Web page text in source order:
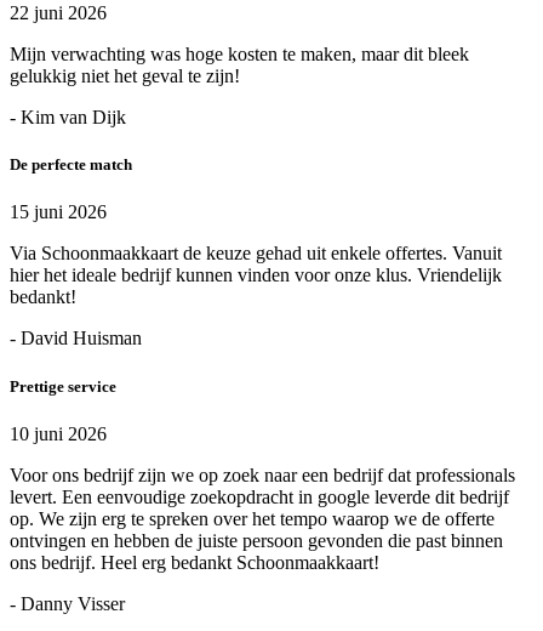
22 juni 2026
Mijn verwachting was hoge kosten te maken, maar dit bleek
gelukkig niet het geval te zijn!
- Kim van Dijk
De perfecte match
15 juni 2026
Via Schoonmaakkaart de keuze gehad uit enkele offertes. Vanuit
hier het ideale bedrijf kunnen vinden voor onze klus. Vriendelijk
bedankt!
- David Huisman
Prettige service
10 juni 2026
Voor ons bedrijf zijn we op zoek naar een bedrijf dat professionals
levert. Een eenvoudige zoekopdracht in google leverde dit bedrijf
op. We zijn erg te spreken over het tempo waarop we de offerte
ontvingen en hebben de juiste persoon gevonden die past binnen
ons bedrijf. Heel erg bedankt Schoonmaakkaart!
- Danny Visser